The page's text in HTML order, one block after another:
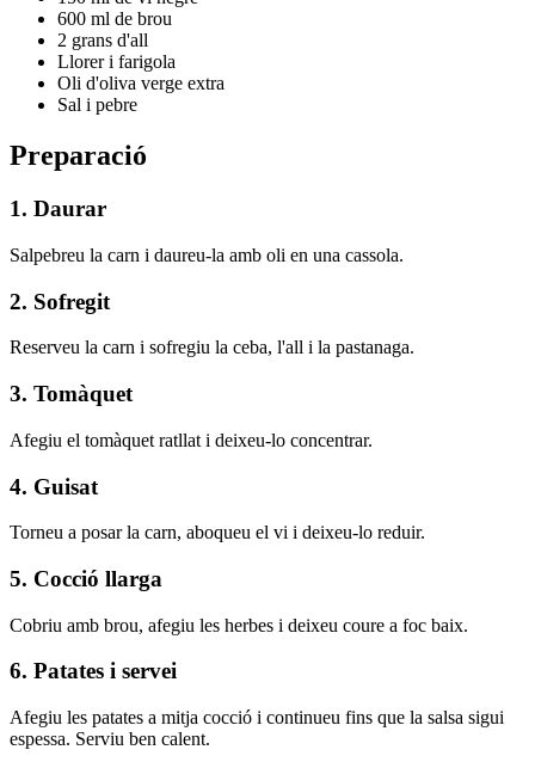
600 ml de brou
2 grans d'all
Llorer i farigola
Oli d'oliva verge extra
Sal i pebre
Preparació
1. Daurar
Salpebreu la carn i daureu-la amb oli en una cassola.
2. Sofregit
Reserveu la carn i sofregiu la ceba, l'all i la pastanaga.
3. Tomàquet
Afegiu el tomàquet ratllat i deixeu-lo concentrar.
4. Guisat
Torneu a posar la carn, aboqueu el vi i deixeu-lo reduir.
5. Cocció llarga
Cobriu amb brou, afegiu les herbes i deixeu coure a foc baix.
6. Patates i servei
Afegiu les patates a mitja cocció i continueu fins que la salsa sigui
espessa. Serviu ben calent.